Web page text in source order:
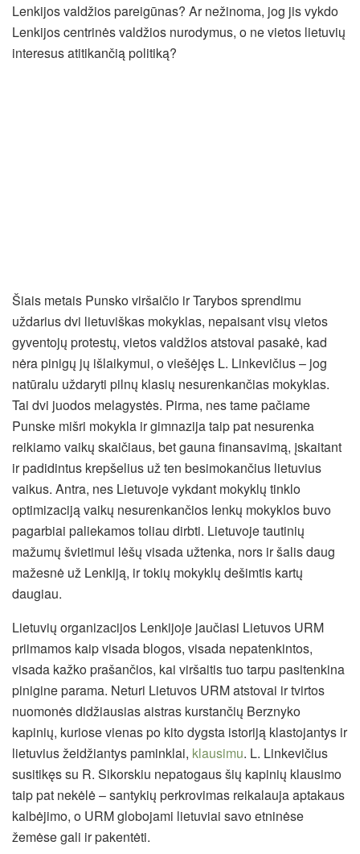
Lenkijos valdžios pareigūnas? Ar nežinoma, jog jis vykdo
Lenkijos centrinės valdžios nurodymus, o ne vietos lietuvių
interesus atitikančią politiką?
Šiais metais Punsko viršaičio ir Tarybos sprendimu
uždarius dvi lietuviškas mokyklas, nepaisant visų vietos
gyventojų protestų, vietos valdžios atstovai pasakė, kad
nėra pinigų jų išlaikymui, o viešėjęs L. Linkevičius – jog
natūralu uždaryti pilnų klasių nesurenkančias mokyklas.
Tai dvi juodos melagystės. Pirma, nes tame pačiame
Punske mišri mokykla ir gimnazija taip pat nesurenka
reikiamo vaikų skaičiaus, bet gauna finansavimą, įskaitant
ir padidintus krepšelius už ten besimokančius lietuvius
vaikus. Antra, nes Lietuvoje vykdant mokyklų tinklo
optimizaciją vaikų nesurenkančios lenkų mokyklos buvo
pagarbiai paliekamos toliau dirbti. Lietuvoje tautinių
mažumų švietimui lėšų visada užtenka, nors ir šalis daug
mažesnė už Lenkiją, ir tokių mokyklų dešimtis kartų
daugiau.
Lietuvių organizacijos Lenkijoje jaučiasi Lietuvos URM
priimamos kaip visada blogos, visada nepatenkintos,
visada kažko prašančios, kai viršaitis tuo tarpu pasitenkina
pinigine parama. Neturi Lietuvos URM atstovai ir tvirtos
nuomonės didžiausias aistras kurstančių Berznyko
kapinių, kuriose vienas po kito dygsta istoriją klastojantys ir
lietuvius žeidžiantys paminklai, klausimu. L. Linkevičius
susitikęs su R. Sikorskiu nepatogaus šių kapinių klausimo
taip pat nekėlė – santykių perkrovimas reikalauja aptakaus
kalbėjimo, o URM globojami lietuviai savo etninėse
žemėse gali ir pakentėti.